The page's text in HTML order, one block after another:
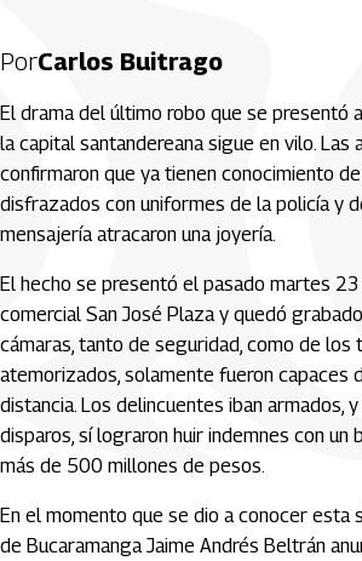
PorCarlos Buitrago
El drama del último robo que se presentó
la capital santandereana sigue en vilo. Las
confirmaron que ya tienen conocimiento
disfrazados con uniformes de la policía y
mensajería atracaron una joyería.
El hecho se presentó el pasado martes
comercial San José Plaza y quedó
cámaras, tanto de seguridad, como de los
atemorizados, solamente fueron capaces
distancia. Los delincuentes iban armados,
disparos, sí lograron huir indemnes con un
más de 500 millones de pesos.
En el momento que se dio a conocer esta
de Bucaramanga Jaime Andrés Beltrán